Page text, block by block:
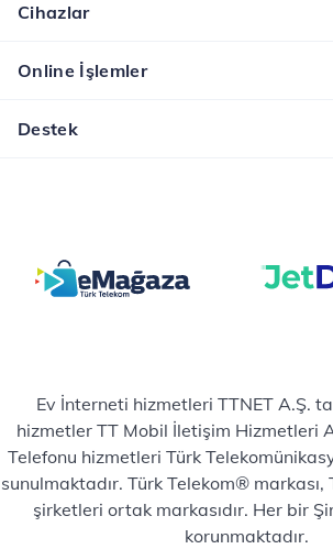
Cihazlar
Online İşlemler
Destek
Ev İnterneti hizmetleri TTNET A.Ş.
hizmetler TT Mobil İletişim Hizmetleri
Telefonu hizmetleri Türk
sunulmaktadır. Türk Telekom® markası,
şirketleri ortak markasıdır. Her bir
korunmaktadır.